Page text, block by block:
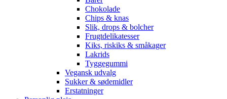
Chokolade
Chips & knas
Slik, drops & bolcher
Frugtdelikatesser
Kiks, riskiks & småkager
Lakrids
Tyggegummi
Vegansk udvalg
Sukker & sødemidler
Erstatninger